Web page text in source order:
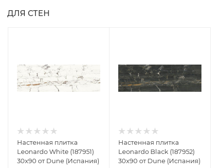
ДЛЯ СТЕН
Настенная плитка
Leonardo White (187951)
30x90 от Dune (Испания)
Настенная плитка
Leonardo Black (187952)
30x90 от Dune (Испания)